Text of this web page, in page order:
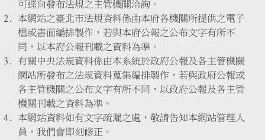
可逕向發布法規之主管機關洽詢。
本網站之臺北市法規資料係由本府各機關所提供之電子
檔或書面編排製作，若與本府公報之公布文字有所不
同，以本府公報刊載之資料為準。
有關中央法規資料係由本系統於政府公報及各主管機關
網站所發布之法規資料蒐集編排製作，若與政府公報或
各主管機關之公布文字有所不同，以政府公報及各主管
機關刊載之資料為準。
本網站資料如有文字疏漏之處，敬請告知本網站管理人
員，我們會即刻修正。